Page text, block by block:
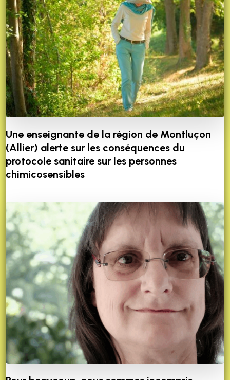
Une enseignante de la région de Montluçon
(Allier) alerte sur les conséquences du
protocole sanitaire sur les personnes
chimicosensibles